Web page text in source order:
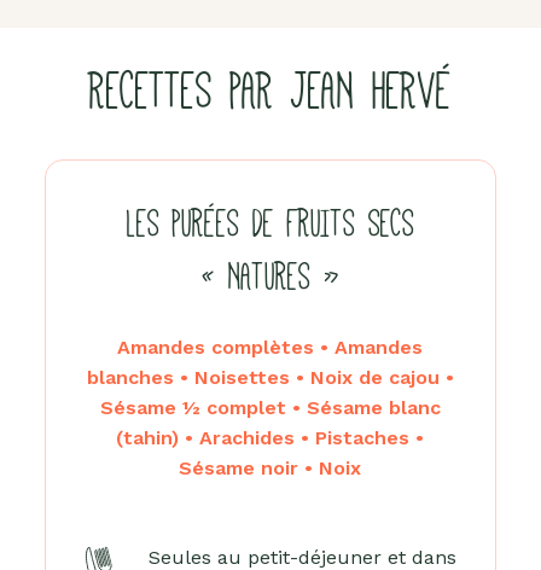
RECETTES PAR JEAN HERVÉ
LES PURÉES DE FRUITS SECS
« NATURES »
Amandes complètes • Amandes
blanches • Noisettes • Noix de cajou •
Sésame ½ complet • Sésame blanc
(tahin) • Arachides • Pistaches •
Sésame noir • Noix
Seules au petit-déjeuner et dans